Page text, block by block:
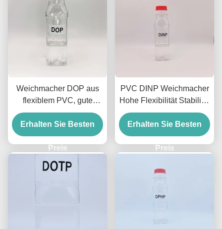
Weichmacher DOP aus
flexiblem PVC, gute
Plastizität und Haltbarkeit
für PVC-Produkte
Erhalten Sie Besten
Preis
PVC DINP Weichmacher
Hohe Flexibilität Stabilität
PVC Produkte Dinp
Diisononylphthalat
Erhalten Sie Besten
Preis